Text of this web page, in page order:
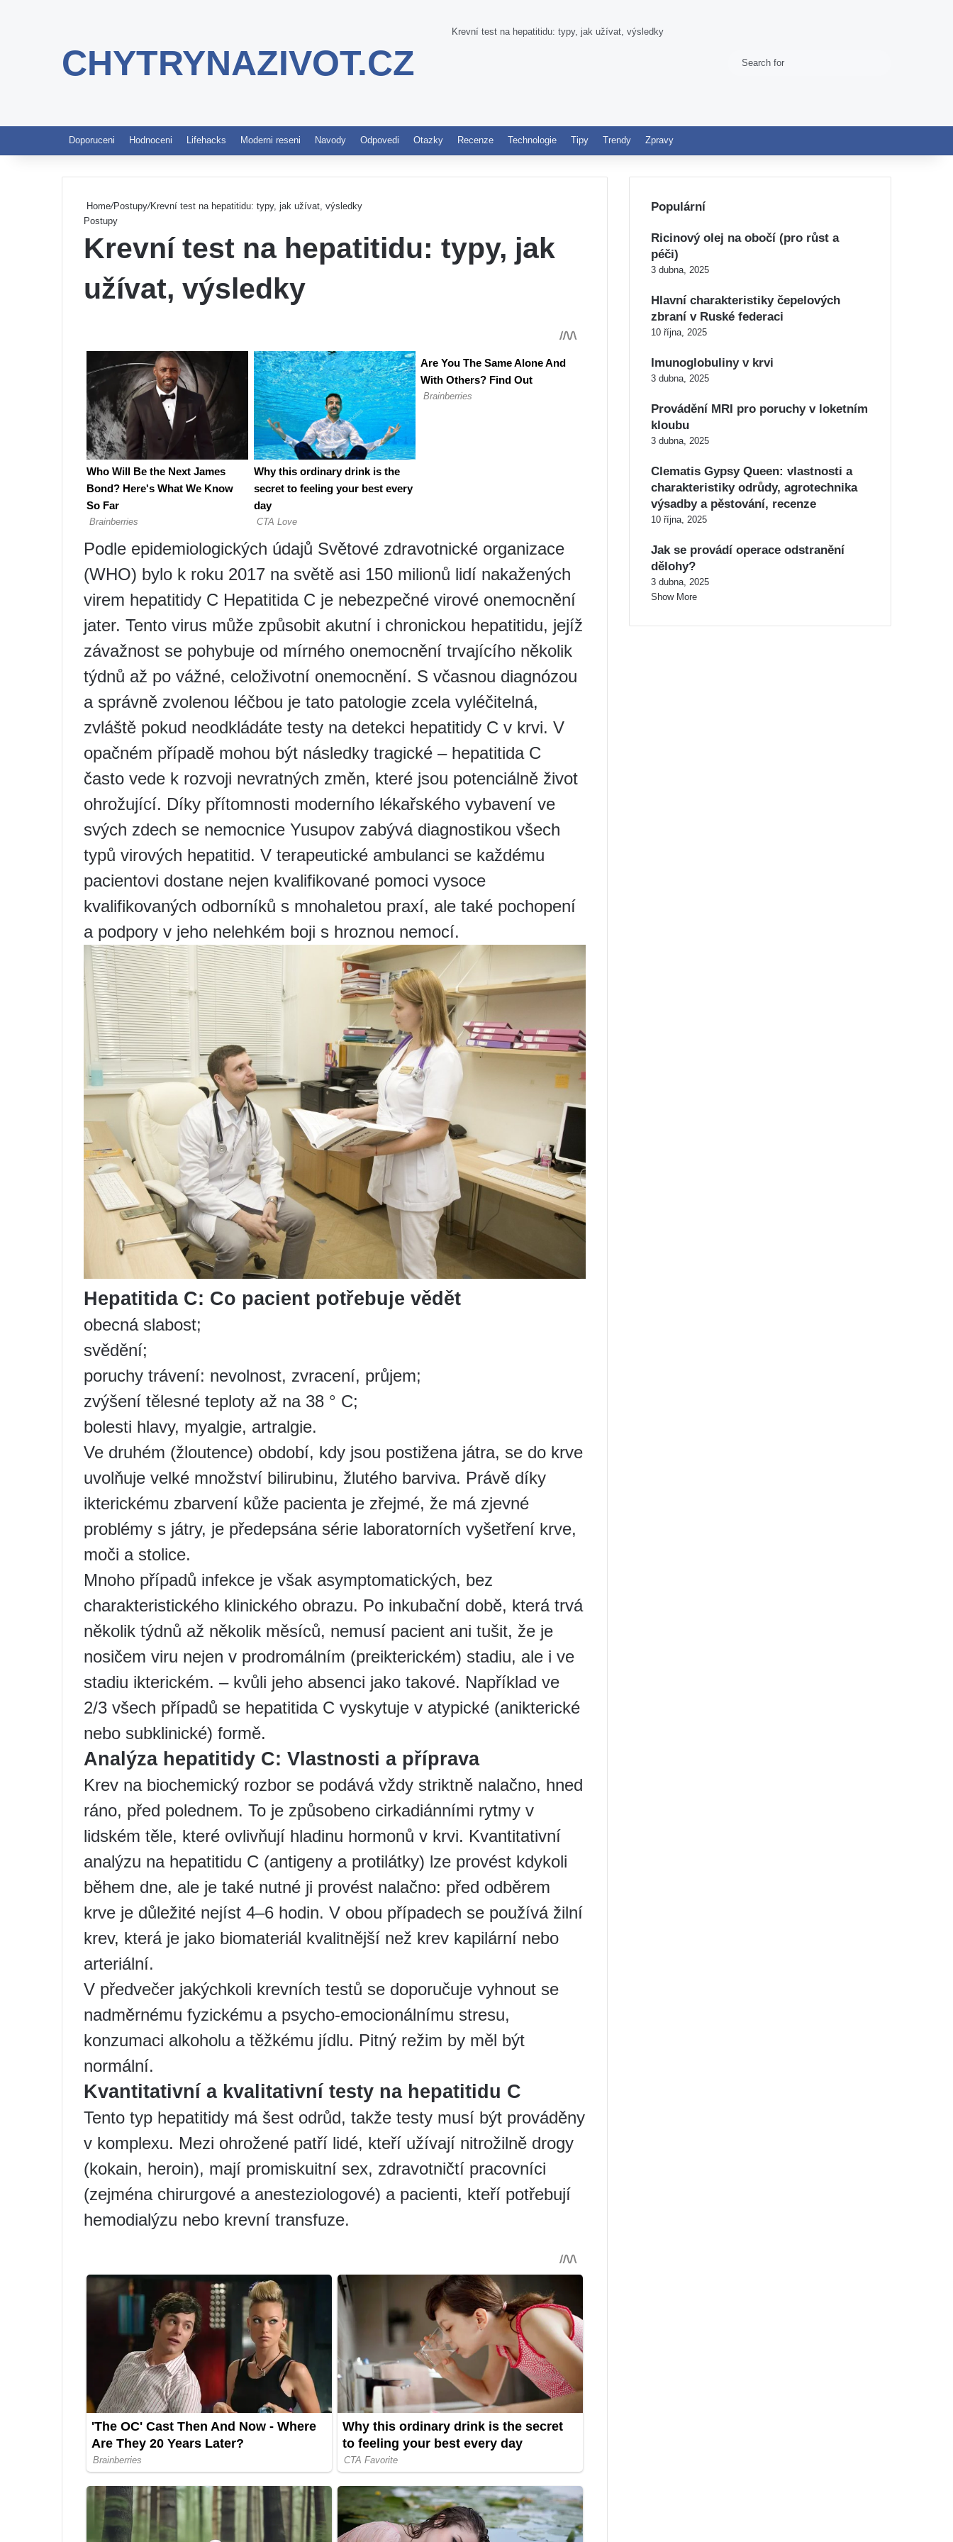
CHYTRYNAZIVOT.CZ
Krevní test na hepatitidu: typy, jak užívat, výsledky
Switch skin
Doporuceni Hodnoceni Lifehacks Moderni reseni Navody Odpovedi Otazky Recenze Technologie Tipy Trendy Zpravy
Home/Postupy/Krevní test na hepatitidu: typy, jak užívat, výsledky
Postupy
Krevní test na hepatitidu: typy, jak
užívat, výsledky
Podle epidemiologických údajů Světové zdravotnické organizace
(WHO) bylo k roku 2017 na světě asi 150 milionů lidí nakažených
virem hepatitidy C Hepatitida C je nebezpečné virové onemocnění
jater. Tento virus může způsobit akutní i chronickou hepatitidu, jejíž
závažnost se pohybuje od mírného onemocnění trvajícího několik
týdnů až po vážné, celoživotní onemocnění. S včasnou diagnózou
a správně zvolenou léčbou je tato patologie zcela vyléčitelná,
zvláště pokud neodkládáte testy na detekci hepatitidy C v krvi. V
opačném případě mohou být následky tragické – hepatitida C
často vede k rozvoji nevratných změn, které jsou potenciálně život
ohrožující. Díky přítomnosti moderního lékařského vybavení ve
svých zdech se nemocnice Yusupov zabývá diagnostikou všech
typů virových hepatitid. V terapeutické ambulanci se každému
pacientovi dostane nejen kvalifikované pomoci vysoce
kvalifikovaných odborníků s mnohaletou praxí, ale také pochopení
a podpory v jeho nelehkém boji s hroznou nemocí.
Hepatitida C: Co pacient potřebuje vědět
obecná slabost;
svědění;
poruchy trávení: nevolnost, zvracení, průjem;
zvýšení tělesné teploty až na 38 ° C;
bolesti hlavy, myalgie, artralgie.
Ve druhém (žloutence) období, kdy jsou postižena játra, se do krve
uvolňuje velké množství bilirubinu, žlutého barviva. Právě díky
ikterickému zbarvení kůže pacienta je zřejmé, že má zjevné
problémy s játry, je předepsána série laboratorních vyšetření krve,
moči a stolice.
Mnoho případů infekce je však asymptomatických, bez
charakteristického klinického obrazu. Po inkubační době, která trvá
několik týdnů až několik měsíců, nemusí pacient ani tušit, že je
nosičem viru nejen v prodromálním (preikterickém) stadiu, ale i ve
stadiu ikterickém. – kvůli jeho absenci jako takové. Například ve
2/3 všech případů se hepatitida C vyskytuje v atypické (anikterické
nebo subklinické) formě.
Analýza hepatitidy C: Vlastnosti a příprava
Krev na biochemický rozbor se podává vždy striktně nalačno, hned
ráno, před polednem. To je způsobeno cirkadiánními rytmy v
lidském těle, které ovlivňují hladinu hormonů v krvi. Kvantitativní
analýzu na hepatitidu C (antigeny a protilátky) lze provést kdykoli
během dne, ale je také nutné ji provést nalačno: před odběrem
krve je důležité nejíst 4–6 hodin. V obou případech se používá žilní
krev, která je jako biomateriál kvalitnější než krev kapilární nebo
arteriální.
V předvečer jakýchkoli krevních testů se doporučuje vyhnout se
nadměrnému fyzickému a psycho-emocionálnímu stresu,
konzumaci alkoholu a těžkému jídlu. Pitný režim by měl být
normální.
Kvantitativní a kvalitativní testy na hepatitidu C
Tento typ hepatitidy má šest odrůd, takže testy musí být prováděny
v komplexu. Mezi ohrožené patří lidé, kteří užívají nitrožilně drogy
(kokain, heroin), mají promiskuitní sex, zdravotničtí pracovníci
(zejména chirurgové a anesteziologové) a pacienti, kteří potřebují
hemodialýzu nebo krevní transfuze.
Populární
Ricinový olej na obočí (pro růst a
péči)
3 dubna, 2025
Hlavní charakteristiky čepelových
zbraní v Ruské federaci
10 října, 2025
Imunoglobuliny v krvi
3 dubna, 2025
Provádění MRI pro poruchy v loketním
kloubu
3 dubna, 2025
Clematis Gypsy Queen: vlastnosti a
charakteristiky odrůdy, agrotechnika
výsadby a pěstování, recenze
10 října, 2025
Jak se provádí operace odstranění
dělohy?
3 dubna, 2025
Show More